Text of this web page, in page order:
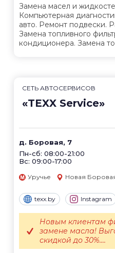
Замена масел и
Компьютерная
авто. Ремонт подвески.
Замена топливного
кондиционера. Замена
СЕТЬ АВТОСЕРВИСОВ
«TEXX Service»
д. Боровая, 7
Пн-сб: 08:00-21:00
Вс: 09:00-17:00
Уручье Новая
texx.by Instagram
Новым клиентам
замене масла!
скидкой до 30%....